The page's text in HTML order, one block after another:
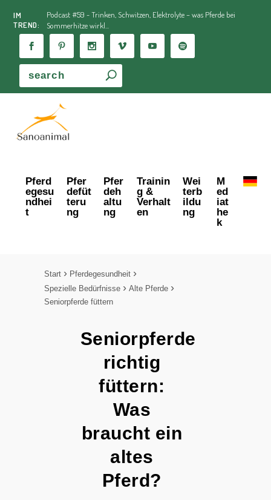
IM
TREND:
Podcast #59 - Trinken, Schwitzen, Elektrolyte – was Pferde bei
Sommerhitze wirkl...
Pferd
egesu
ndhei
t
Pfer
defüt
teru
ng
Pfer
deh
altu
ng
Trainin
g &
Verhalt
en
Wei
terb
ildu
ng
M
ed
iat
he
k
Start
Pferdegesundheit
Spezielle Bedürfnisse
Alte Pferde
Seniorpferde füttern
Seniorpferde
richtig
füttern:
Was
braucht ein
altes
Pferd?